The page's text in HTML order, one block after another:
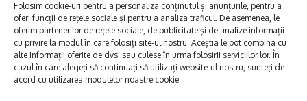
Folosim cookie-uri pentru a personaliza conținutul și anunțurile, pentru a
oferi funcții de rețele sociale și pentru a analiza traficul. De asemenea, le
oferim partenerilor de rețele sociale, de publicitate și de analize informații
cu privire la modul în care folosiți site-ul nostru. Aceștia le pot combina cu
alte informații oferite de dvs. sau culese în urma folosirii serviciilor lor. În
cazul în care alegeți să continuați să utilizați website-ul nostru, sunteți de
acord cu utilizarea modulelor noastre cookie.
Lasă un comentariu
Dobrogea Explore> Blog> Actual>Zorba`s Weekend Fest 2026: Constanța dansează grecește – trei zile de muzică, energie și tradiție!